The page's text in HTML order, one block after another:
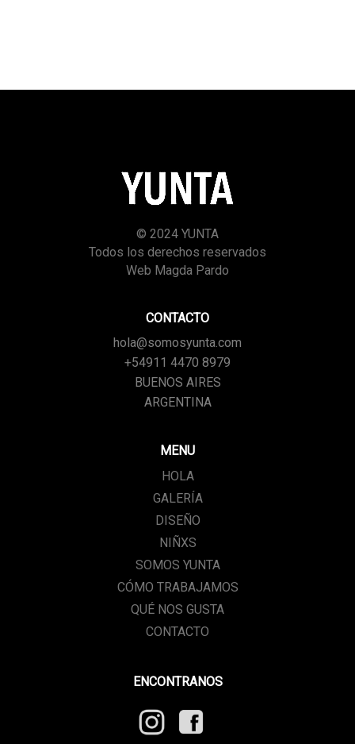
© 2024 YUNTA
Todos los derechos reservados
Web Magda Pardo
CONTACTO
hola@somosyunta.com
+54911 4470 8979
BUENOS AIRES
ARGENTINA
MENU
HOLA
GALERÍA
DISEÑO
NIÑXS
SOMOS YUNTA
CÓMO TRABAJAMOS
QUÉ NOS GUSTA
CONTACTO
ENCONTRANOS